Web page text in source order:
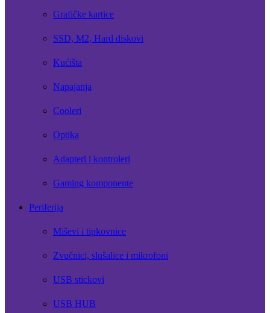
Grafičke kartice
SSD, M2, Hard diskovi
Kućišta
Napajanja
Cooleri
Optika
Adapteri i kontroleri
Gaming komponente
Periferija
Miševi i tipkovnice
Zvučnici, slušalice i mikrofoni
USB stickovi
USB HUB